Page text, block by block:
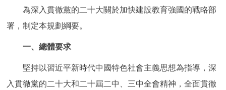
政民互動
參與調查 線上訪談 圖説互動
為深入貫徹黨的二十大關於加快建設教育強國的戰略部
署，制定本規劃綱要。
一、總體要求
堅持以習近平新時代中國特色社會主義思想為指導，深
入貫徹黨的二十大和二十屆二中、三中全會精神，全面貫徹